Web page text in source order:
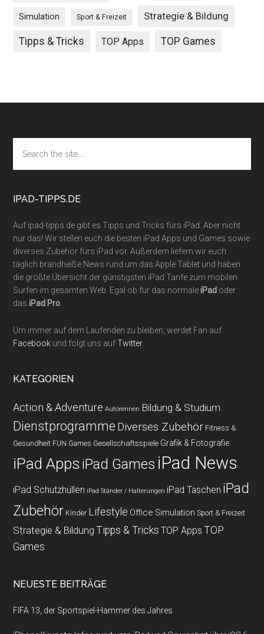
Simulation Sport & Freizeit Strategie & Bildung
Tipps & Tricks TOP Apps TOP Games
Footer
the
site
IPAD-TIPPS.DE
Auf ipad-tipps.de gibt es Tipps und Tricks fürs iPad. Aber nicht
nur das! Wir stellen euch die besten iPad Apps und Games sowie
diverses Zubehör fürs iPad vor. Außerdem liefern wir euch
täglich brandheiße News rund um das Apple Tablet und haben
die größte Übersicht der günstigsten iPad Tarife zum mobilen
Surfen im gesamten Web. Egal ob für das normaleiPad oder
dasiPad Pro
Um immer auf dem Laufenden zu bleiben, werdet Fan auf
Facebook und folgt uns aufTwitter.
KATEGORIEN
Action & Adventure Autorennen Bildung & Studium
Dienstprogramme Diverses Zubehör Fitness &
Gesundheit FUN Games Gesellschaftsspiele Grafik & Fotografie
iPad Apps iPad Games iPad News
iPad Schutzhüllen iPad Ständer / Halterungen iPad Taschen iPad
Zubehör Kinder Lifestyle Office Simulation Sport & Freizeit
Strategie & Bildung Tipps & Tricks TOP Apps TOP
Games
NEUESTE BEITRÄGE
FIFA 13, der Sportspiel-Hammer des Jahres